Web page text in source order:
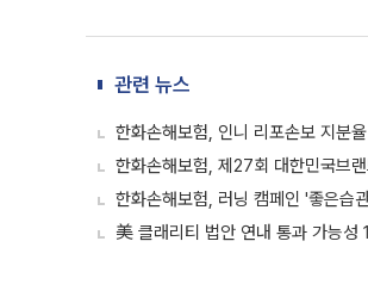
관련 뉴스
한화손해보험, 인니 리포손보 지분
한화손해보험, 제27회 대한민국브
한화손해보험, 러닝 캠페인 '좋은습
美 클래리티 법안 연내 통과 가능